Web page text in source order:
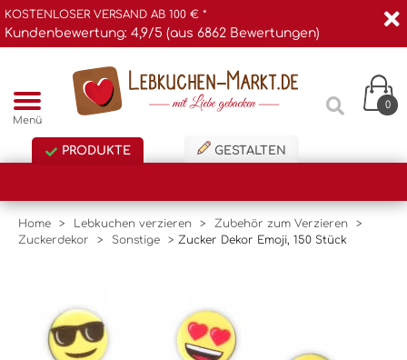
KOSTENLOSER VERSAND AB 100 € *
Kundenbewertung: 4,9/5 (aus 6862 Bewertungen)
Menü
0
PRODUKTE GESTALTEN
Home > Lebkuchen verzieren > Zubehör zum Verzieren
>
Zuckerdekor
> Sonstige > Zucker Dekor Emoji, 150 Stück